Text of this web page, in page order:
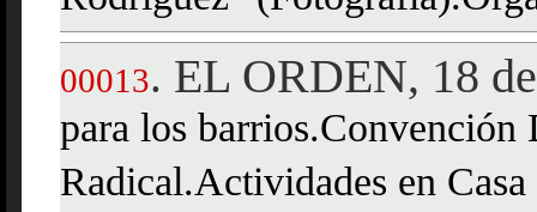
00013. EL ORDEN, 18
para los
Radical.Actividades en